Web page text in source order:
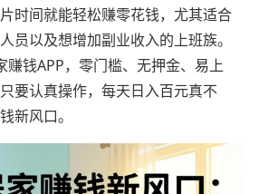
时间就能轻松赚零花钱，尤其适合
员以及想增加副业收入的上班族。
赚钱APP，零门槛、无押金、易上
要认真操作，每天日入百元真不
新风口。